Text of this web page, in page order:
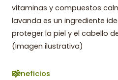
vitaminas y compuestos
lavanda es un ingrediente
proteger la piel y el cabello
(Imagen ilustrativa)
Beneficios